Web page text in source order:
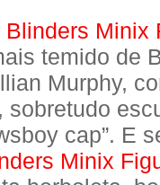
Minix
temido de
Murphy,
cap”. E
Minix